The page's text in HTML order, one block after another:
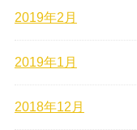
2019年2月
2019年1月
2018年12月